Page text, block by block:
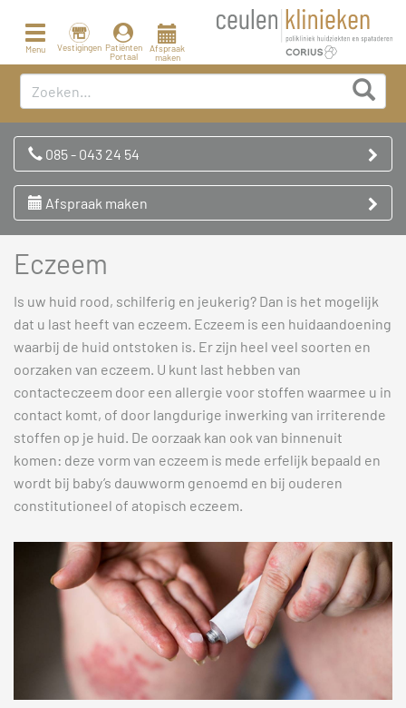
Toggle
navigation
Menu Vestigingen Patiënten
Portaal
Afspraak
maken
085 - 043 24 54
Afspraak maken
Eczeem
Is uw huid rood, schilferig en jeukerig? Dan is het mogelijk
dat u last heeft van eczeem. Eczeem is een huidaandoening
waarbij de huid ontstoken is. Er zijn heel veel soorten en
oorzaken van eczeem. U kunt last hebben van
contacteczeem door een allergie voor stoffen waarmee u in
contact komt, of door langdurige inwerking van irriterende
stoffen op je huid. De oorzaak kan ook van binnenuit
komen: deze vorm van eczeem is mede erfelijk bepaald en
wordt bij baby’s dauwworm genoemd en bij ouderen
constitutioneel of atopisch eczeem.